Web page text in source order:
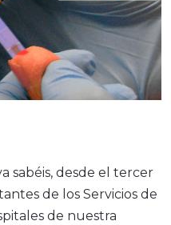
sabéis, desde el tercer
de los Servicios de
de nuestra